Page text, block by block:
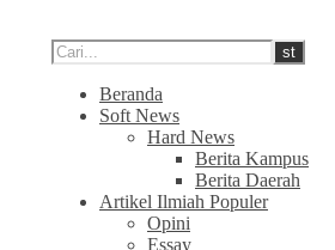
Beranda
Soft News
Hard News
Berita Kampus
Berita Daerah
Artikel Ilmiah Populer
Opini
Essay